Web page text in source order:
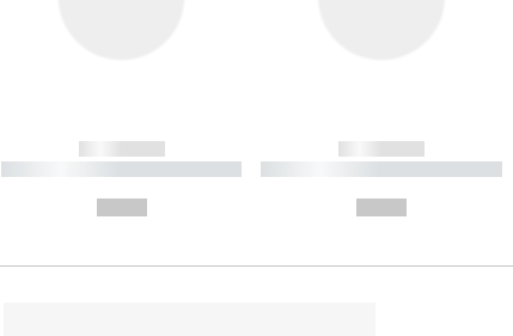
------------
----------- ----------- ----------
------------
----------- ----------- ----------